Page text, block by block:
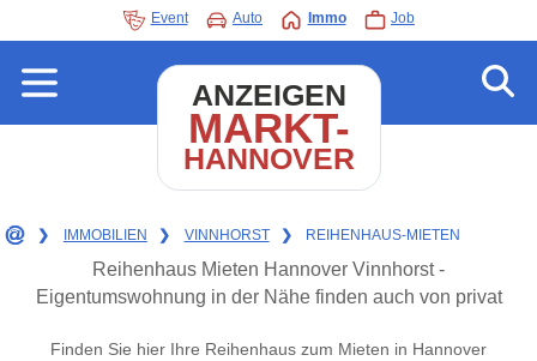
Event Auto Immo Job
ANZEIGEN
MARKT-
HANNOVER
❯ IMMOBILIEN ❯ VINNHORST ❯ REIHENHAUS-MIETEN
Reihenhaus Mieten Hannover Vinnhorst -
Eigentumswohnung in der Nähe finden auch von privat
Finden Sie hier Ihre Reihenhaus zum Mieten in Hannover